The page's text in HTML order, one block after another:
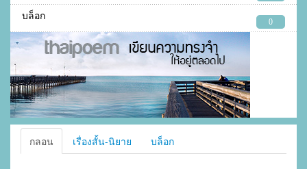
บล็อก
0
กลอน เรื่องสั้น-นิยาย บล็อก